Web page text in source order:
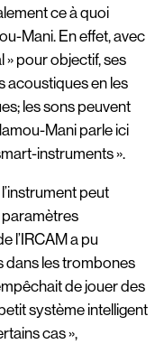
ce à quoi
Mani. En effet, avec
» pour objectif, ses
acoustiques en les
les sons peuvent
Mani parle ici
instruments ».
peut
paramètres
l’IRCAM a pu
dans les trombones
de jouer des
système intelligent
cas »,